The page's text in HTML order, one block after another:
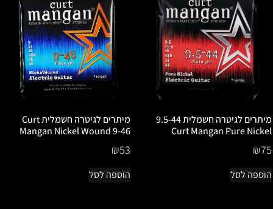
מיתרים לגיטרה חשמלית 9.5-44
Curt Mangan Pure Nickel
₪75
הוספה לסל
מיתרים לגיטרה חשמלית Curt
Mangan Nickel Wound 9-46
₪53
הוספה לסל